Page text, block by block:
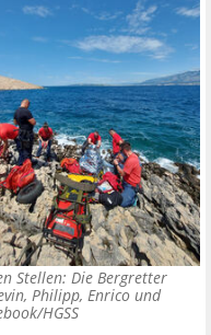
Stellen: Die Bergretter
Philipp, Enrico und
HGSS